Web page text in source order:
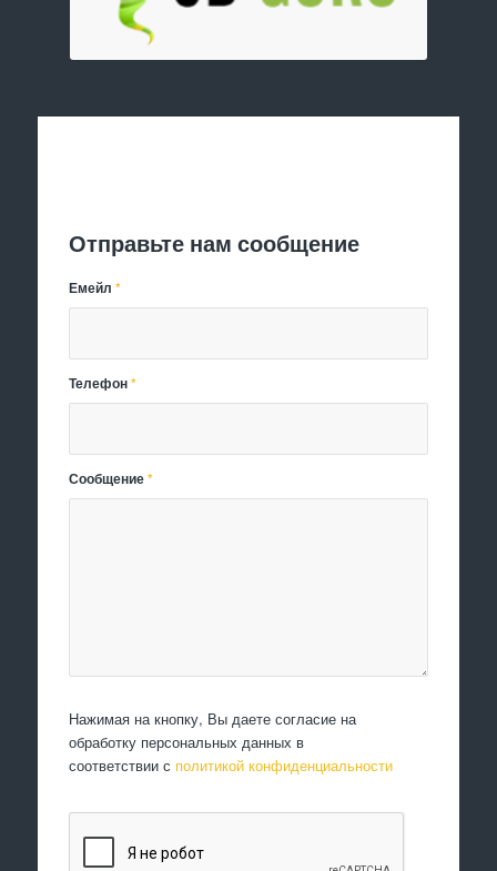
Отправьте нам сообщение
Емейл*
Телефон*
Сообщение*
Нажимая на кнопку, Вы даете согласие на
обработку персональных данных в
соответствии с политикой конфиденциальности